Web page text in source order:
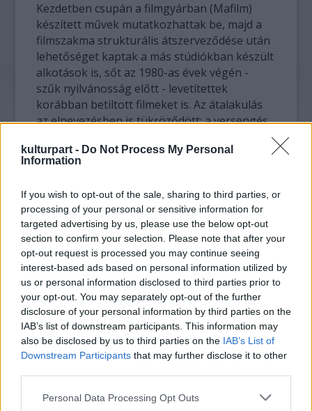
kulturpart - Do Not Process My Personal
Information
If you wish to opt-out of the sale, sharing to third parties, or
processing of your personal or sensitive information for
targeted advertising by us, please use the below opt-out
section to confirm your selection. Please note that after your
opt-out request is processed you may continue seeing
interest-based ads based on personal information utilized by
us or personal information disclosed to third parties prior to
your opt-out. You may separately opt-out of the further
disclosure of your personal information by third parties on the
IAB’s list of downstream participants. This information may
also be disclosed by us to third parties on the IAB’s List of
Downstream Participants that may further disclose it to other
Please note that this website/app uses one or more Google
Personal Data Processing Opt Outs
Kezdetben csupán a filmgyárban (Mafilm)
készített művek mutatkozhattak be, majd a
filmszakma strukturális átszerveződése után
lehetőséget kaptak a más stúdiókban készült
alkotások is, sőt az 1980-as évek végén -
szűk nyilvánosság előtt - levetítettek
korábban betiltott filmeket is. Az átalakulás
az elnevezésben is tükröződött: a versengés
2009-ben létesítettek önálló
idei mustrán pedig először indulnak önálló
versenyben az animációs filmek. A 2004-ben
alapított Magyar Mozgókép Mestere díjat a
szűkebb költségvetés miatt ebben az évben
nem osztják ki.
A filmszemle megmérettetést is jelent, bár
hat alkalommal díjkiosztás nélkül ért véget.
Az értékelést kezdetben társadalmi és
szakmai zsűri végezte, s a kettő ítéletei nem
mindig estek egybe. Az 1990-es évektől a
bíráskodás egységessé vált, a díjakat
kategóriánként osztják ki. A szemle legfőbb